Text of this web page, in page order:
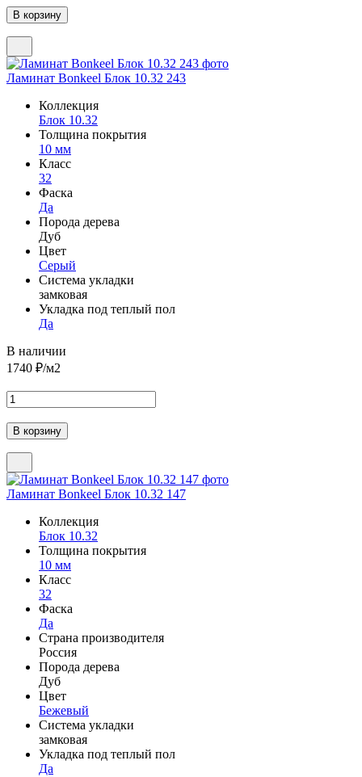
Ламинат Bonkeel Блок 10.32 243
Коллекция
Блок 10.32
Толщина покрытия
10 мм
Класс
32
Фаска
Да
Порода дерева
Дуб
Цвет
Серый
Система укладки
замковая
Укладка под теплый пол
Да
В наличии
1740 ₽/м2
Ламинат Bonkeel Блок 10.32 147
Коллекция
Блок 10.32
Толщина покрытия
10 мм
Класс
32
Фаска
Да
Страна производителя
Россия
Порода дерева
Дуб
Цвет
Бежевый
Система укладки
замковая
Укладка под теплый пол
Да